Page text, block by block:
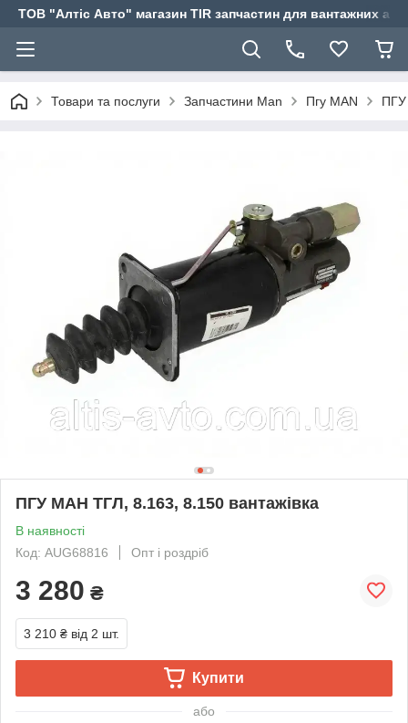
ТОВ "Алтіс Авто" магазин TIR запчастин для вантажних
Товари та послуги Запчастини Man Пгу MAN ПГУ
ПГУ МАН ТГЛ, 8.163, 8.150 вантажівка
В наявності
Код: AUG68816
Опт і роздріб
3 280 ₴
3 210 ₴ від 2 шт.
Купити
або